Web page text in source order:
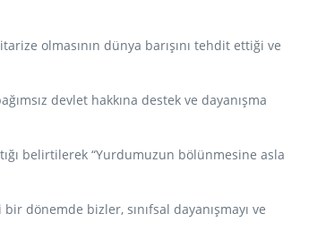
olmasının dünya barışını tehdit ettiği ve
devlet hakkına destek ve dayanışma
belirtilerek “Yurdumuzun bölünmesine asla
dönemde bizler, sınıfsal dayanışmayı ve